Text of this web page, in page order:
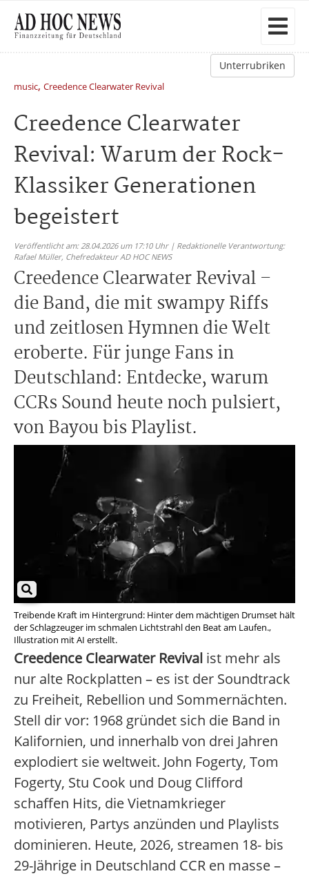
Unterrubriken
music, Creedence Clearwater Revival
Creedence Clearwater
Revival: Warum der Rock-
Klassiker Generationen
begeistert
Veröffentlicht am: 28.04.2026 um 17:10 Uhr | Redaktionelle Verantwortung:
Rafael Müller, Chefredakteur AD HOC NEWS
Creedence Clearwater Revival –
die Band, die mit swampy Riffs
und zeitlosen Hymnen die Welt
eroberte. Für junge Fans in
Deutschland: Entdecke, warum
CCRs Sound heute noch pulsiert,
von Bayou bis Playlist.
Treibende Kraft im Hintergrund: Hinter dem mächtigen Drumset hält
der Schlagzeuger im schmalen Lichtstrahl den Beat am Laufen.,
Illustration mit AI erstellt.
Creedence Clearwater Revival ist mehr als
nur alte Rockplatten – es ist der Soundtrack
zu Freiheit, Rebellion und Sommernächten.
Stell dir vor: 1968 gründet sich die Band in
Kalifornien, und innerhalb von drei Jahren
explodiert sie weltweit. John Fogerty, Tom
Fogerty, Stu Cook und Doug Clifford
schaffen Hits, die Vietnamkrieger
motivieren, Partys anzünden und Playlists
dominieren. Heute, 2026, streamen 18- bis
29-Jährige in Deutschland CCR en masse –